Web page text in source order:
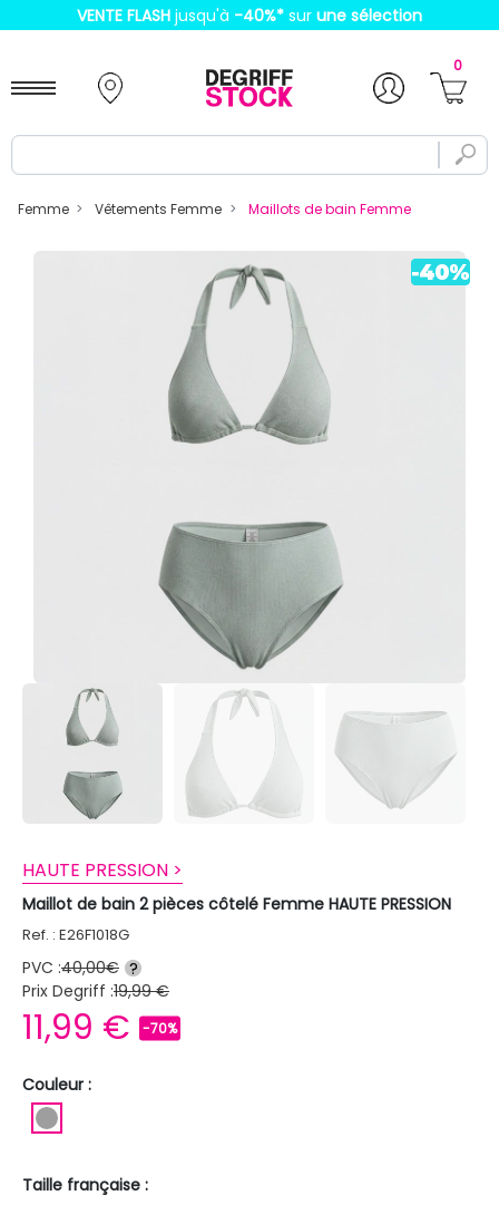
VENTE FLASH jusqu'à -40%* sur une sélection
0
Femme Vêtements Femme Maillots de bain Femme
HAUTE PRESSION >
Maillot de bain 2 pièces côtelé Femme HAUTE PRESSION
Ref. : E26F1018G
PVC :40,00€ ?
Prix Degriff :19,99 €
11,99 € -70%
Couleur :
Taille française :